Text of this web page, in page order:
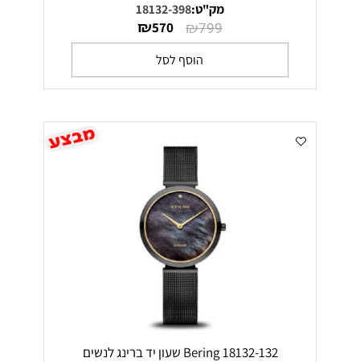
מק"ט:18132-398
₪799
₪570
הוסף לסל
Bering 18132-132 שעון יד ברינג לנשים